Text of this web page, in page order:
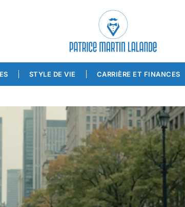
STYLE DE VIE CARRIÈRE ET FINANCES